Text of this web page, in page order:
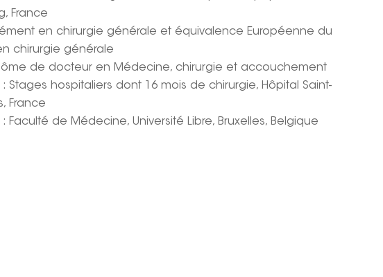
France
en chirurgie générale et équivalence Européenne du
chirurgie générale
de docteur en Médecine, chirurgie et accouchement
: Stages hospitaliers dont 16 mois de chirurgie, Hôpital Saint-
France
: Faculté de Médecine, Université Libre, Bruxelles, Belgique